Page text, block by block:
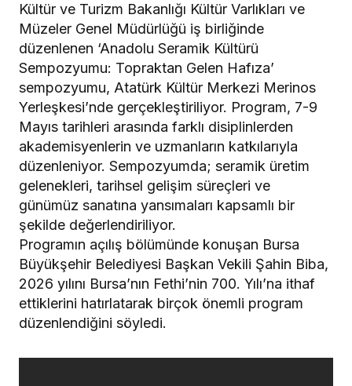
Kültür ve Turizm Bakanlığı Kültür Varlıkları ve
Müzeler Genel Müdürlüğü iş birliğinde
düzenlenen ‘Anadolu Seramik Kültürü
Sempozyumu: Topraktan Gelen Hafıza’
sempozyumu, Atatürk Kültür Merkezi Merinos
Yerleşkesi’nde gerçekleştiriliyor. Program, 7-9
Mayıs tarihleri arasında farklı disiplinlerden
akademisyenlerin ve uzmanların katkılarıyla
düzenleniyor. Sempozyumda; seramik üretim
gelenekleri, tarihsel gelişim süreçleri ve
günümüz sanatına yansımaları kapsamlı bir
şekilde değerlendiriliyor.
Programın açılış bölümünde konuşan Bursa
Büyükşehir Belediyesi Başkan Vekili Şahin Biba,
2026 yılını Bursa’nın Fethi’nin 700. Yılı’na ithaf
ettiklerini hatırlatarak birçok önemli program
düzenlendiğini söyledi.